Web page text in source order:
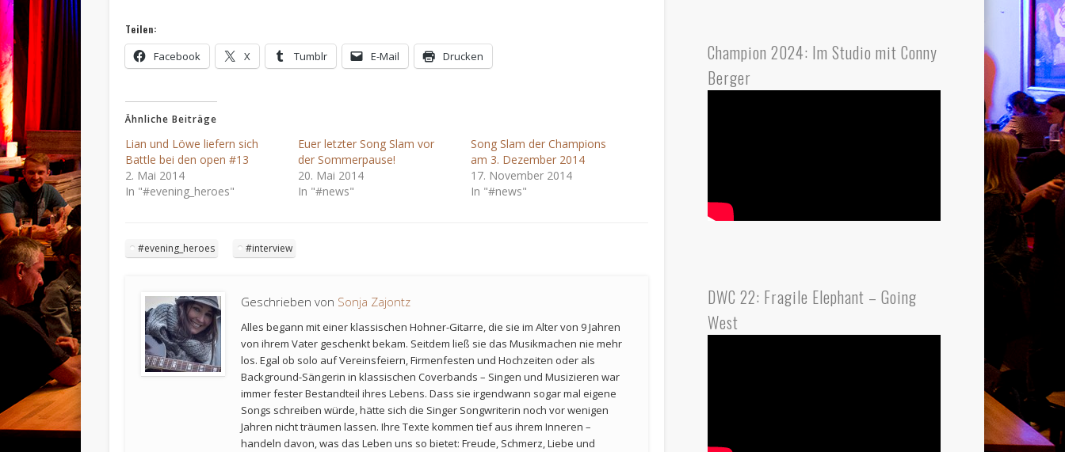
Teilen:
Facebook X Tumblr E-Mail Drucken
Ähnliche Beiträge
Lian und Löwe liefern sich
Battle bei den open #13
2. Mai 2014
In "#evening_heroes"
Euer letzter Song Slam vor
der Sommerpause!
20. Mai 2014
In "#news"
Song Slam der Champions
am 3. Dezember 2014
17. November 2014
In "#news"
#evening_heroes #interview
Geschrieben von Sonja Zajontz
Alles begann mit einer klassischen Hohner-Gitarre, die sie im Alter von 9 Jahren
von ihrem Vater geschenkt bekam. Seitdem ließ sie das Musikmachen nie mehr
los. Egal ob solo auf Vereinsfeiern, Firmenfesten und Hochzeiten oder als
Background-Sängerin in klassischen Coverbands – Singen und Musizieren war
immer fester Bestandteil ihres Lebens. Dass sie irgendwann sogar mal eigene
Songs schreiben würde, hätte sich die Singer Songwriterin noch vor wenigen
Jahren nicht träumen lassen. Ihre Texte kommen tief aus ihrem Inneren –
handeln davon, was das Leben uns so bietet: Freude, Schmerz, Liebe und
Champion 2024: Im Studio mit Conny
Berger
DWC 22: Fragile Elephant – Going
West